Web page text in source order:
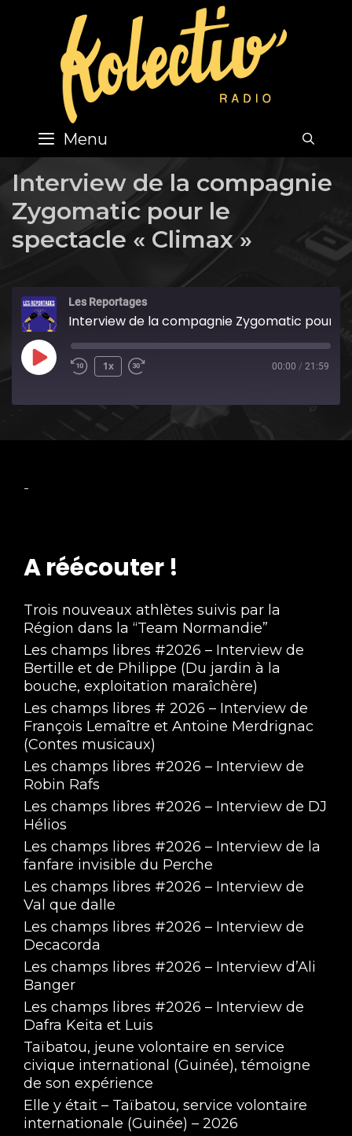
content
Menu
Interview de la compagnie
Zygomatic pour le
spectacle « Climax »
Les Reportages
Play
1x 00:00 / 21:59
-
A réécouter !
Trois nouveaux athlètes suivis par la
Région dans la “Team Normandie”
Les champs libres #2026 – Interview de
Bertille et de Philippe (Du jardin à la
bouche, exploitation maraîchère)
Les champs libres # 2026 – Interview de
François Lemaître et Antoine Merdrignac
(Contes musicaux)
Les champs libres #2026 – Interview de
Robin Rafs
Les champs libres #2026 – Interview de DJ
Hélios
Les champs libres #2026 – Interview de la
fanfare invisible du Perche
Les champs libres #2026 – Interview de
Val que dalle
Les champs libres #2026 – Interview de
Decacorda
Les champs libres #2026 – Interview d’Ali
Banger
Les champs libres #2026 – Interview de
Dafra Keita et Luis
Taïbatou, jeune volontaire en service
civique international (Guinée), témoigne
de son expérience
Elle y était – Taïbatou, service volontaire
internationale (Guinée) – 2026